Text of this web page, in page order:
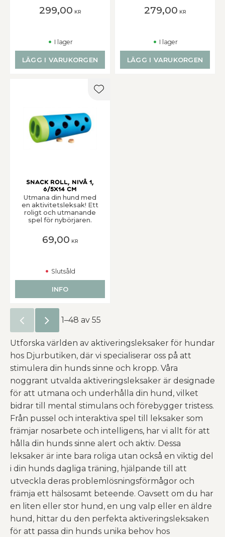
299,00 KR
I lager
LÄGG I VARUKORGEN
279,00 KR
I lager
LÄGG I VARUKORGEN
Snack Roll, Nivå 1,
6/5x14 cm
Utmana din hund med
en aktivitetsleksak! Ett
roligt och utmanande
spel för nybörjaren.
69,00 KR
Lägg till i favoriter
Slutsåld
INFO
1–48 av 55
Utforska världen av aktiveringsleksaker för hundar
hos Djurbutiken, där vi specialiserar oss på att
stimulera din hunds sinne och kropp. Våra
noggrant utvalda aktiveringsleksaker är designade
för att utmana och underhålla din hund, vilket
bidrar till mental stimulans och förebygger tristess.
Från pussel och interaktiva spel till leksaker som
främjar nosarbete och intelligens, har vi allt för att
hålla din hunds sinne alert och aktiv. Dessa
leksaker är inte bara roliga utan också en viktig del
i din hunds dagliga träning, hjälpande till att
utveckla deras problemlösningsförmågor och
främja ett hälsosamt beteende. Oavsett om du har
en liten eller stor hund, en ung valp eller en äldre
hund, hittar du den perfekta aktiveringsleksaken
för att passa din hunds unika behov hos